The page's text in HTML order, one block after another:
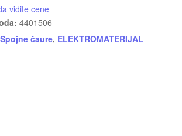
vidite cene
4401506
Spojne čaure, ELEKTROMATERIJAL